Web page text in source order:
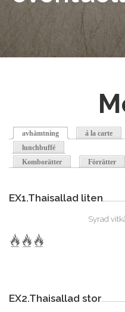
avhämtning á la carte
lunchbuffé
Komborätter
Förrätter
EX1.Thaisallad liten
Syrad
EX2.Thaisallad stor